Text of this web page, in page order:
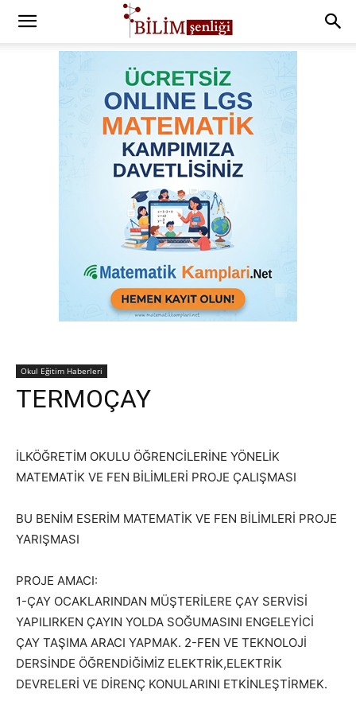
Okul Eğitim Haberleri
TERMOÇAY
İLKÖĞRETİM OKULU ÖĞRENCİLERİNE YÖNELİK
MATEMATİK VE FEN BİLİMLERİ PROJE ÇALIŞMASI
BU BENİM ESERİM MATEMATİK VE FEN BİLİMLERİ PROJE
YARIŞMASI
PROJE AMACI:
1-ÇAY OCAKLARINDAN MÜŞTERİLERE ÇAY SERVİSİ
YAPILIRKEN ÇAYIN YOLDA SOĞUMASINI ENGELEYİCİ
ÇAY TAŞIMA ARACI YAPMAK. 2-FEN VE TEKNOLOJİ
DERSİNDE ÖĞRENDİĞİMİZ ELEKTRİK,ELEKTRİK
DEVRELERİ VE DİRENÇ KONULARINI ETKİNLEŞTİRMEK.